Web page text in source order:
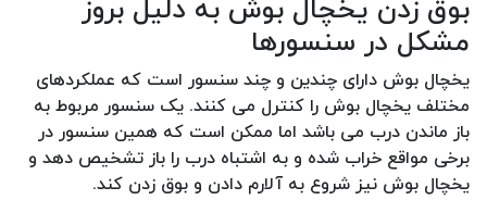
مشکل در سنسورها
یخچال بوش دارای چندین و چند سنسور است که عملکردهای
مختلف یخچال بوش را کنترل می کنند. یک سنسور مربوط به
باز ماندن درب می باشد اما ممکن است که همین سنسور در
برخی مواقع خراب شده و به اشتباه درب را باز تشخیص دهد و
یخچال بوش نیز شروع به آلارم دادن و بوق زدن کند.